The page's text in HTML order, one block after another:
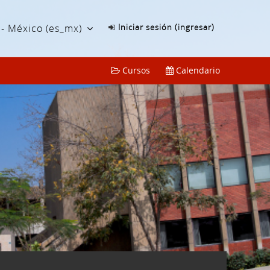
Iniciar sesión (ingresar)
México ‎(es_mx)‎
Cursos Calendario